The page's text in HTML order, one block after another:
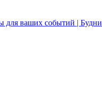
для ваших событий | Будни